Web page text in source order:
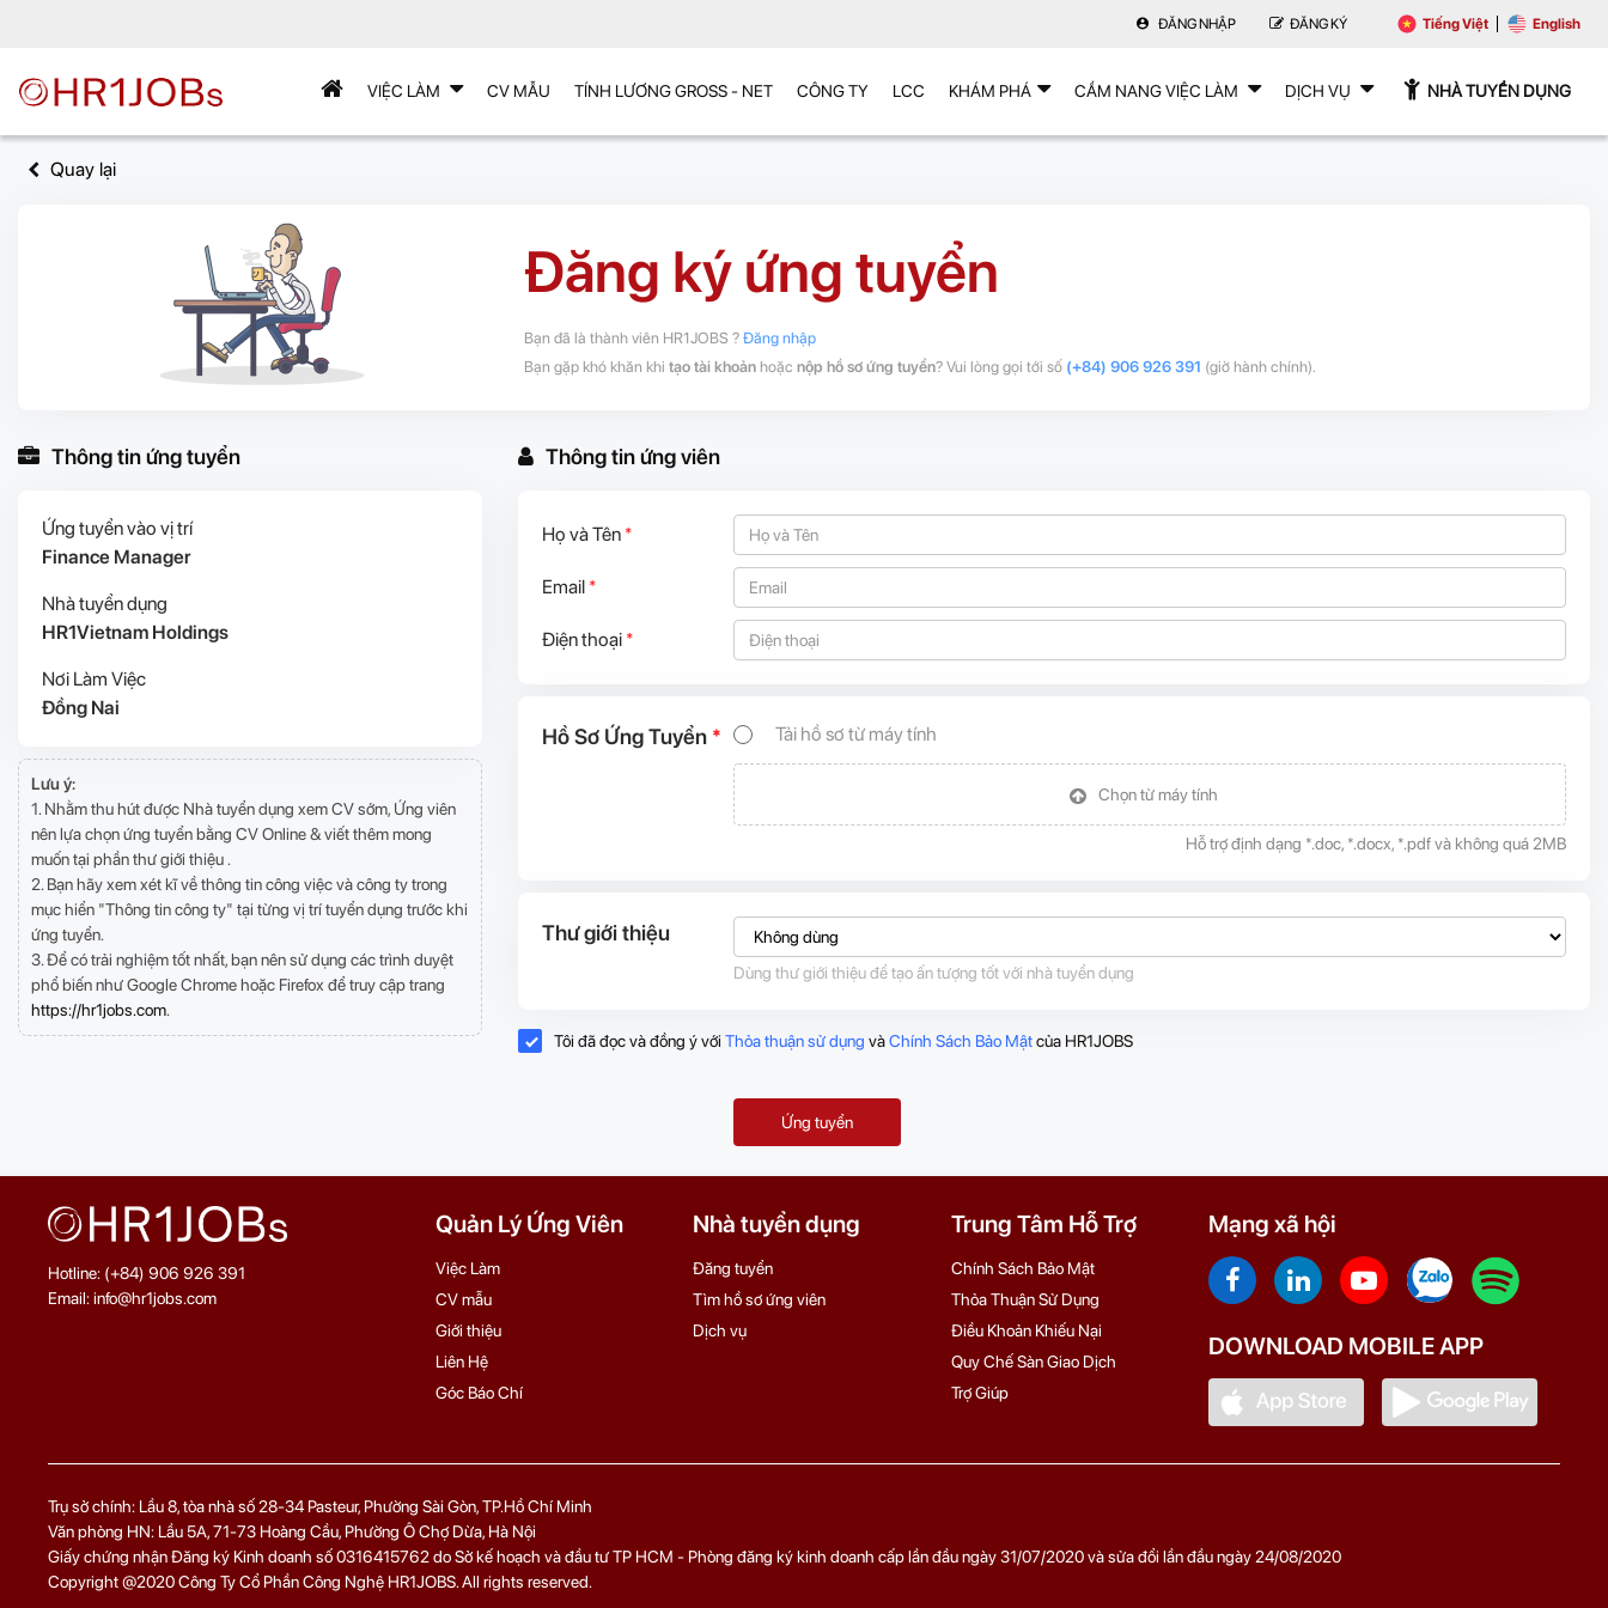
ĐĂNG NHẬP ĐĂNG KÝ Tiếng Việt English
VIỆC LÀM CV MẪU TÍNH LƯƠNG GROSS - NET CÔNG TY LCC KHÁM PHÁ CẨM NANG VIỆC LÀM DỊCH VỤ NHÀ TUYỂN DỤNG
Quay lại
Đăng ký ứng tuyển
Bạn đã là thành viên HR1JOBS ? Đăng nhập
Bạn gặp khó khăn khi tạo tài khoản hoặc nộp hồ sơ ứng tuyển? Vui lòng gọi tới số (+84) 906 926 391 (giờ hành chính).
Thông tin ứng tuyển
Ứng tuyển vào vị trí
Finance Manager
Nhà tuyển dụng
HR1Vietnam Holdings
Nơi Làm Việc
Đồng Nai
Lưu ý:
1. Nhằm thu hút được Nhà tuyển dụng xem CV sớm, Ứng viên
nên lựa chọn ứng tuyển bằng CV Online & viết thêm mong
muốn tại phần thư giới thiệu .
2. Bạn hãy xem xét kĩ về thông tin công việc và công ty trong
mục hiển "Thông tin công ty" tại từng vị trí tuyển dụng trước khi
ứng tuyển.
3. Để có trải nghiệm tốt nhất, bạn nên sử dụng các trình duyệt
phổ biến như Google Chrome hoặc Firefox để truy cập trang
https://hr1jobs.com.
Thông tin ứng viên
Họ và Tên *
Email *
Điện thoại *
Hồ Sơ Ứng Tuyển * Tải hồ sơ từ máy tính
Chọn từ máy tính
Hỗ trợ định dạng *.doc, *.docx, *.pdf và không quá 2MB
Thư giới thiệu
Dùng thư giới thiệu để tạo ấn tượng tốt với nhà tuyển dụng
Tôi đã đọc và đồng ý với Thỏa thuận sử dụng vàChính Sách Bảo Mậtcủa HR1JOBS
Ứng tuyển
Hotline: (+84) 906 926 391
Email: info@hr1jobs.com
Quản Lý Ứng Viên
Việc Làm
CV mẫu
Giới thiệu
Liên Hệ
Góc Báo Chí
Nhà tuyển dụng
Đăng tuyển
Tìm hồ sơ ứng viên
Dịch vụ
Trung Tâm Hỗ Trợ
Chính Sách Bảo Mật
Thỏa Thuận Sử Dụng
Điều Khoản Khiếu Nại
Quy Chế Sàn Giao Dịch
Trợ Giúp
Mạng xã hội
DOWNLOAD MOBILE APP
Trụ sở chính: Lầu 8, tòa nhà số 28-34 Pasteur, Phường Sài Gòn, TP.Hồ Chí Minh
Văn phòng HN: Lầu 5A, 71‑73 Hoàng Cầu, Phường Ô Chợ Dừa, Hà Nội
Giấy chứng nhận Đăng ký Kinh doanh số 0316415762 do Sở kế hoạch và đầu tư TP HCM - Phòng đăng ký kinh doanh cấp lần đầu ngày 31/07/2020 và sửa đổi lần đầu ngày 24/08/2020
Copyright @2020 Công Ty Cổ Phần Công Nghệ HR1JOBS. All rights reserved.